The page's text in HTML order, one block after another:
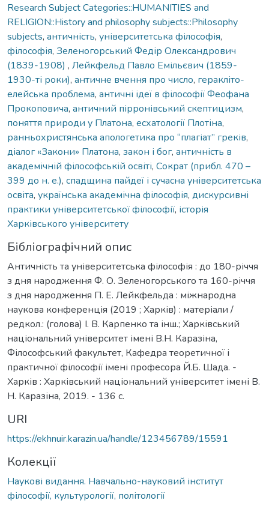
Research Subject Categories::HUMANITIES and
RELIGION::History and philosophy subjects::Philosophy
subjects, античність, університетська філософія,
філософія, Зеленогорський Федір Олександрович
(1839-1908) , Лейкфельд Павло Емільєвич (1859-
1930-ті роки), античне вчення про число, геракліто-
елейська проблема, античні ідеї в філософії Феофана
Прокоповича, античний пірронівський скептицизм,
поняття природи у Платона, есхатології Плотіна,
ранньохристянська апологетика про “плагіат” греків,
діалог «Закони» Платона, закон і бог, античність в
академічній філософській освіті, Сократ (прибл. 470 –
399 до н. е.), спадщина пайдеї і сучасна університетська
освіта, українська академічна філософія, дискурсивні
практики університетської філософії, історія
Харківського університету
Бібліографічний опис
Античність та університетська філософія : до 180-річчя
з дня народження Ф. О. Зеленогорського та 160-річчя
з дня народження П. Е. Лейкфельда : міжнародна
наукова конференція (2019 ; Харків) : матеріали /
редкол.: (голова) І. В. Карпенко та інш.; Харківський
національний університет імені В.Н. Каразіна,
Філософський факультет, Кафедра теоретичної і
практичної філософії імені професора Й.Б. Шада. -
Харків : Харківський національний університет імені В.
Н. Каразіна, 2019. - 136 с.
URI
https://ekhnuir.karazin.ua/handle/123456789/15591
Колекції
Наукові видання. Навчально-науковий інститут
філософії, культурології, політології